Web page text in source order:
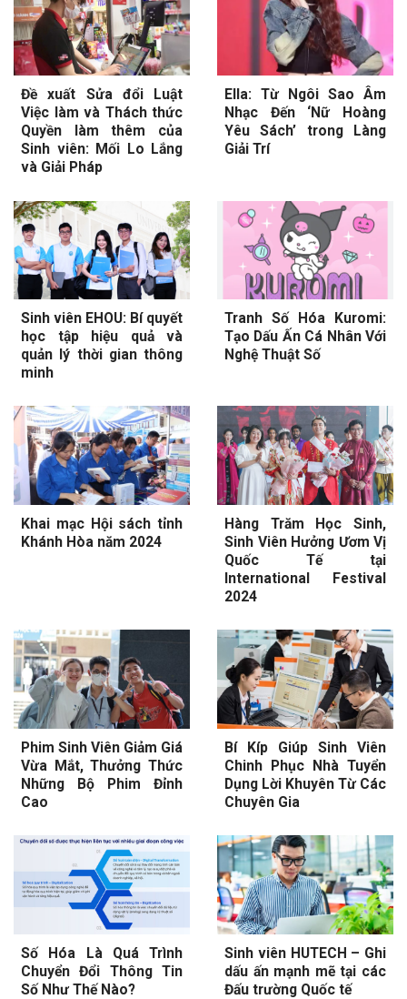
Đề xuất Sửa đổi Luật
Việc làm và Thách thức
Quyền làm thêm của
Sinh viên: Mối Lo Lắng
và Giải Pháp
Ella: Từ Ngôi Sao Âm
Nhạc Đến ‘Nữ Hoàng
Yêu Sách’ trong Làng
Giải Trí
Sinh viên EHOU: Bí quyết
học tập hiệu quả và
quản lý thời gian thông
minh
Tranh Số Hóa Kuromi:
Tạo Dấu Ấn Cá Nhân Với
Nghệ Thuật Số
Khai mạc Hội sách tỉnh
Khánh Hòa năm 2024
Hàng Trăm Học Sinh,
Sinh Viên Hưởng Ươm Vị
Quốc Tế tại
International Festival
2024
Phim Sinh Viên Giảm Giá
Vừa Mắt, Thưởng Thức
Những Bộ Phim Đỉnh
Cao
Bí Kíp Giúp Sinh Viên
Chinh Phục Nhà Tuyển
Dụng Lời Khuyên Từ Các
Chuyên Gia
Số Hóa Là Quá Trình
Chuyển Đổi Thông Tin
Số Như Thế Nào?
Sinh viên HUTECH – Ghi
dấu ấn mạnh mẽ tại các
Đấu trường Quốc tế